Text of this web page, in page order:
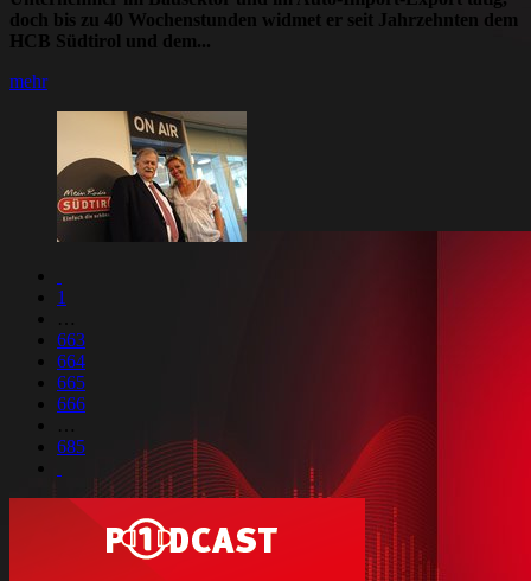
doch bis zu 40 Wochenstunden widmet er seit Jahrzehnten dem
HCB Südtirol und dem...
mehr
1
…
663
664
665
666
…
685